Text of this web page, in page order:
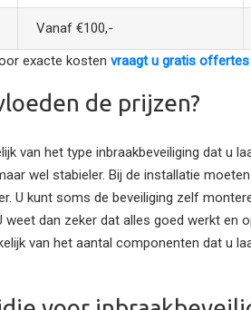
Vanaf €100,-
exacte kosten vraagt u gratis offertes
de prijzen?
van het type inbraakbeveiliging dat u
wel stabieler. Bij de installatie
U kunt soms de beveiliging zelf
dan zeker dat alles goed werkt en
van het aantal componenten dat u